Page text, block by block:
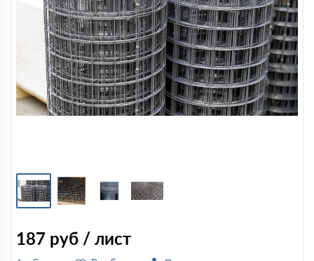
187 руб / лист